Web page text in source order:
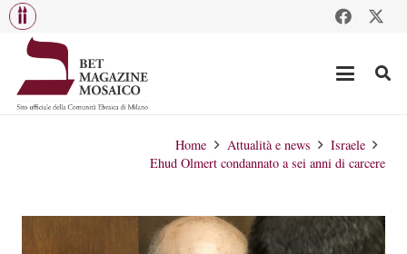
Home Attualità e news
Israele
Ehud Olmert condannato a sei anni di carcere